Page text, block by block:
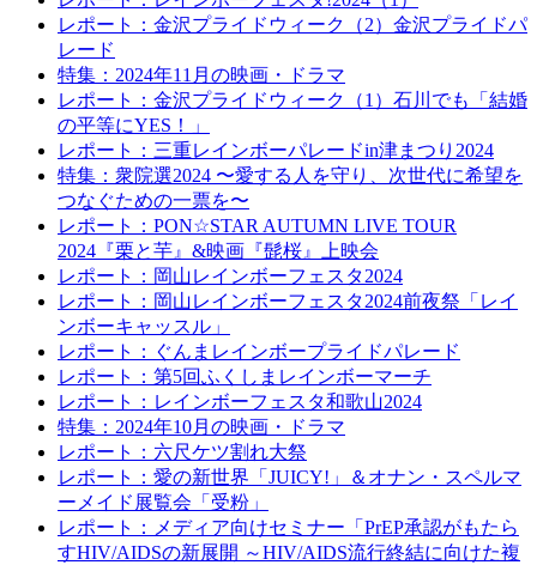
レポート：金沢プライドウィーク（2）金沢プライドパ
レード
特集：2024年11月の映画・ドラマ
レポート：金沢プライドウィーク（1）石川でも「結婚
の平等にYES！」
レポート：三重レインボーパレードin津まつり2024
特集：衆院選2024 〜愛する人を守り、次世代に希望を
つなぐための一票を〜
レポート：PON☆STAR AUTUMN LIVE TOUR
2024『栗と芋』&映画『髭桜』上映会
レポート：岡山レインボーフェスタ2024
レポート：岡山レインボーフェスタ2024前夜祭「レイ
ンボーキャッスル」
レポート：ぐんまレインボープライドパレード
レポート：第5回ふくしまレインボーマーチ
レポート：レインボーフェスタ和歌山2024
特集：2024年10月の映画・ドラマ
レポート：六尺ケツ割れ大祭
レポート：愛の新世界「JUICY!」＆オナン・スペルマ
ーメイド展覧会「受粉」
レポート：メディア向けセミナー「PrEP承認がもたら
すHIV/AIDSの新展開 ～HIV/AIDS流行終結に向けた複